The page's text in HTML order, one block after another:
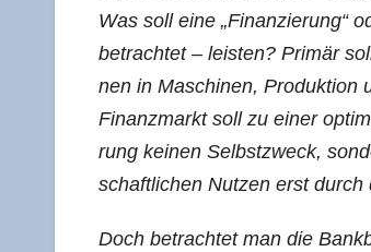
Was soll eine „Finan­zie­rung“
betrach­tet – leis­ten? Pri­mär
nen in Maschi­nen, Pro­duk­ti­on
Finanz­markt soll zu einer
rung kei­nen Selbst­zweck,
schaft­li­chen Nut­zen erst
Doch betrach­tet man die